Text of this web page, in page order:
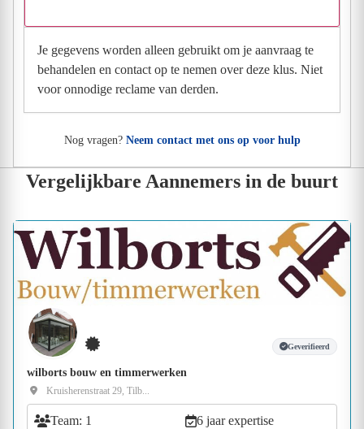
Je gegevens worden alleen gebruikt om je aanvraag te
behandelen en contact op te nemen over deze klus. Niet
voor onnodige reclame van derden.
Nog vragen? Neem contact met ons op voor hulp
Vergelijkbare Aannemers in de buurt
Geverifieerd
wilborts bouw en timmerwerken
Kruisherenstraat 29, Tilb...
Team: 1 6 jaar expertise